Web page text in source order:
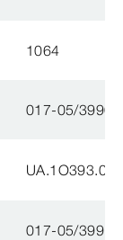
1064
017-05/3990-
017-05/3991-